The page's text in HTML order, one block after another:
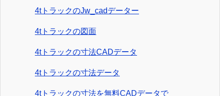
4tトラックのJw_cadデーター
4tトラックの図面
4tトラックの寸法CADデータ
4tトラックの寸法データ
4tトラックの寸法を無料CADデータで